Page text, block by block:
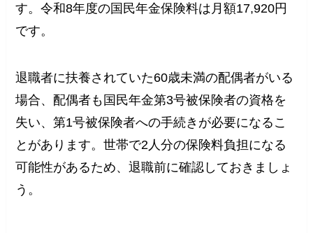
す。令和8年度の国民年金保険料は月額17,920円
です。
退職者に扶養されていた60歳未満の配偶者がいる
場合、配偶者も国民年金第3号被保険者の資格を
失い、第1号被保険者への手続きが必要になるこ
とがあります。世帯で2人分の保険料負担になる
可能性があるため、退職前に確認しておきましょ
う。